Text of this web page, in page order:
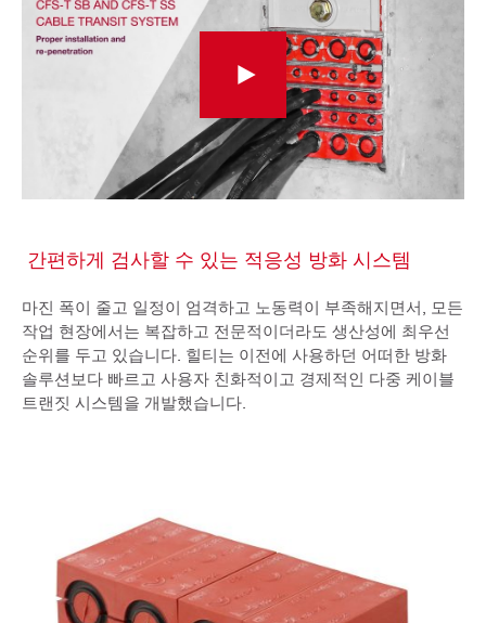
간편하게 검사할 수 있는 적응성 방화 시스템
마진 폭이 줄고 일정이 엄격하고 노동력이 부족해지면서, 모든
작업 현장에서는 복잡하고 전문적이더라도 생산성에 최우선
순위를 두고 있습니다. 힐티는 이전에 사용하던 어떠한 방화
솔루션보다 빠르고 사용자 친화적이고 경제적인 다중 케이블
트랜짓 시스템을 개발했습니다.